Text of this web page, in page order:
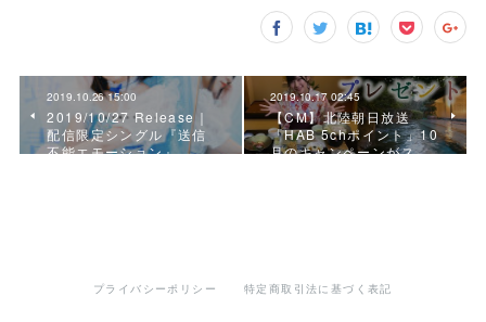
2019.10.26 15:00
2019/10/27 Release｜
配信限定シングル『送信
不能エモーション』
2019.10.17 02:45
【CM】北陸朝日放送
「HAB 5chポイント」10
月のキャンペーンがス…
プライバシーポリシー 特定商取引法に基づく表記